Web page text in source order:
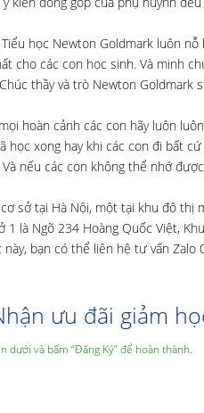
học Newton Goldmark luôn
cho các con học sinh. Và minh
thầy và trò Newton
hoàn cảnh các con hãy luôn
học xong hay khi các con đi bất
nếu các con không thể nhớ
sở tại Hà Nội, một tại khu đô
là Ngõ 234 Hoàng Quốc Việt,
bạn có thể liên hệ tư vấn Zalo
ưu đãi giảm
dưới và bấm “Đăng Ký” để hoàn thành.